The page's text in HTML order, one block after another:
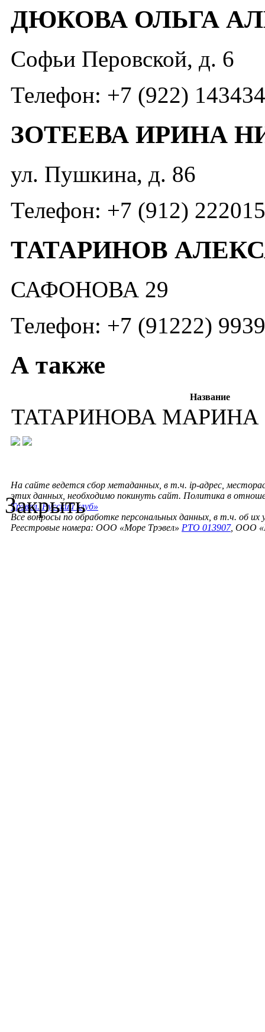
ДЮКОВА ОЛЬГА
Софьи Перовской, д. 6
Телефон: +7 (922)
ЗОТЕЕВА ИРИНА
ул. Пушкина, д. 86
Телефон: +7 (912)
ТАТАРИНОВ
САФОНОВА 29
Телефон: +7 (91222)
А также
Название
ТАТАРИНОВА МАРИНА
На сайте ведется сбор метаданных, в т.ч. ip-адрес,
этих данных, необходимо покинуть сайт. Политика в
Трэвел. Русский клуб»
Все вопросы по обработке персональных данных, в т.ч. об их
Реестровые номера: ООО «Море Трэвел» РТО 013907, ООО
Закрыть